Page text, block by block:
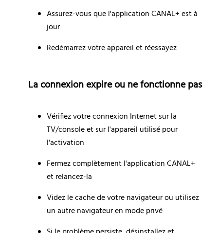
Assurez-vous que l'application CANAL+ est à
jour
Redémarrez votre appareil et réessayez
La connexion expire ou ne fonctionne pas
Vérifiez votre connexion Internet sur la
TV/console et sur l'appareil utilisé pour
l'activation
Fermez complètement l'application CANAL+
et relancez-la
Videz le cache de votre navigateur ou utilisez
un autre navigateur en mode privé